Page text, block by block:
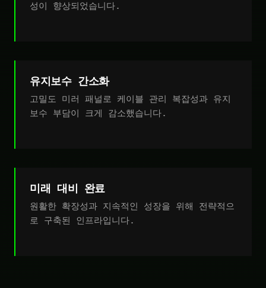
성이 향상되었습니다.
유지보수 간소화
고밀도 미러 패널로 케이블 관리 복잡성과 유지
보수 부담이 크게 감소했습니다.
미래 대비 완료
원활한 확장성과 지속적인 성장을 위해 전략적으
로 구축된 인프라입니다.